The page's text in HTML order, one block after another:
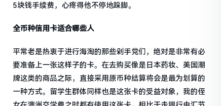
5块钱手续费，心疼得他不停地跺脚。
全币种信用卡适合哪些人
平常老是热衷于进行海淘的那些剁手党们，绝对是非常有必
要准备上一张这样子的卡。在去购买像是日本药妆、美国潮
牌这类的商品之际，直接采用原币种结算将会是最为划算的
一种方式。留学生群体同样也是这张卡的受益对象，我的侄